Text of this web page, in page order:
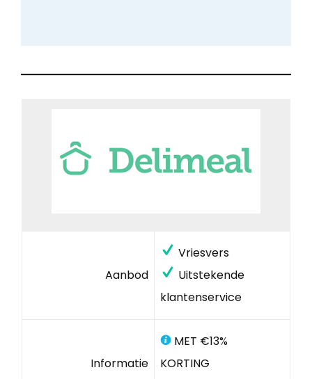
Aanbod
Vriesvers
Uitstekende
klantenservice
Informatie
MET €13%
KORTING